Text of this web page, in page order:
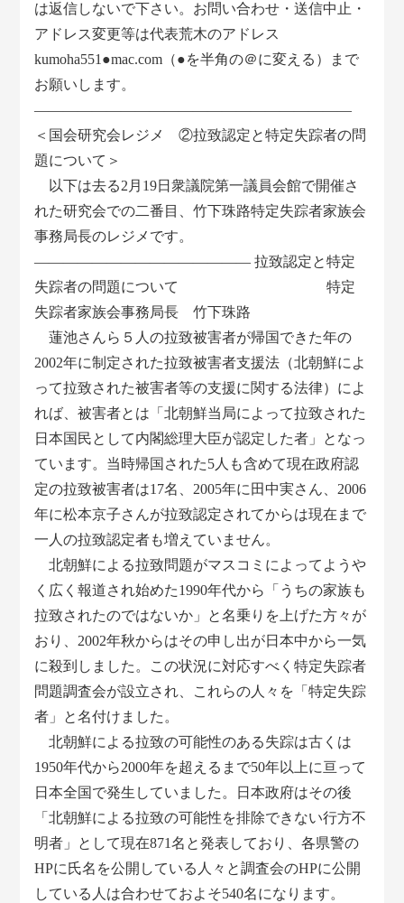
は返信しないで下さい。お問い合わせ・送信中止・
アドレス変更等は代表荒木のアドレス
kumoha551●mac.com（●を半角の＠に変える）まで
お願いします。
――――――――――――――――――――――
＜国会研究会レジメ ②拉致認定と特定失踪者の問
題について＞
以下は去る2月19日衆議院第一議員会館で開催さ
れた研究会での二番目、竹下珠路特定失踪者家族会
事務局長のレジメです。
――――――――――――――― 拉致認定と特定
失踪者の問題について 特定
失踪者家族会事務局長 竹下珠路
蓮池さんら５人の拉致被害者が帰国できた年の
2002年に制定された拉致被害者支援法（北朝鮮によ
って拉致された被害者等の支援に関する法律）によ
れば、被害者とは「北朝鮮当局によって拉致された
日本国民として内閣総理大臣が認定した者」となっ
ています。当時帰国された5人も含めて現在政府認
定の拉致被害者は17名、2005年に田中実さん、2006
年に松本京子さんが拉致認定されてからは現在まで
一人の拉致認定者も増えていません。
北朝鮮による拉致問題がマスコミによってようや
く広く報道され始めた1990年代から「うちの家族も
拉致されたのではないか」と名乗りを上げた方々が
おり、2002年秋からはその申し出が日本中から一気
に殺到しました。この状況に対応すべく特定失踪者
問題調査会が設立され、これらの人々を「特定失踪
者」と名付けました。
北朝鮮による拉致の可能性のある失踪は古くは
1950年代から2000年を超えるまで50年以上に亘って
日本全国で発生していました。日本政府はその後
「北朝鮮による拉致の可能性を排除できない行方不
明者」として現在871名と発表しており、各県警の
HPに氏名を公開している人々と調査会のHPに公開
している人は合わせておよそ540名になります。